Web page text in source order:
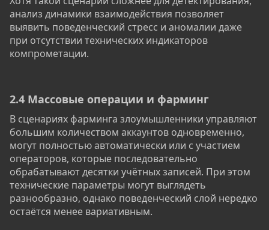
анализ динамики взаимодействия позволяет
выявить поведенческий стресс и аномалии даже
при отсутствии технических индикаторов
компрометации.
2.4 Массовые операции и фарминг​
В сценариях фарминга злоумышленники управляют
большим количеством аккаунтов одновременно,
могут полностью автоматически или с участием
операторов, которые последовательно
обрабатывают десятки учётных записей. При этом
технические параметры могут выглядеть
разнообразно, однако поведенческий слой нередко
остаётся менее вариативным.